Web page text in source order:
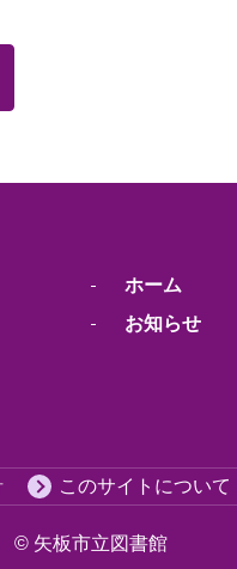
ホーム
お知らせ
このサイトについて
© 矢板市立図書館